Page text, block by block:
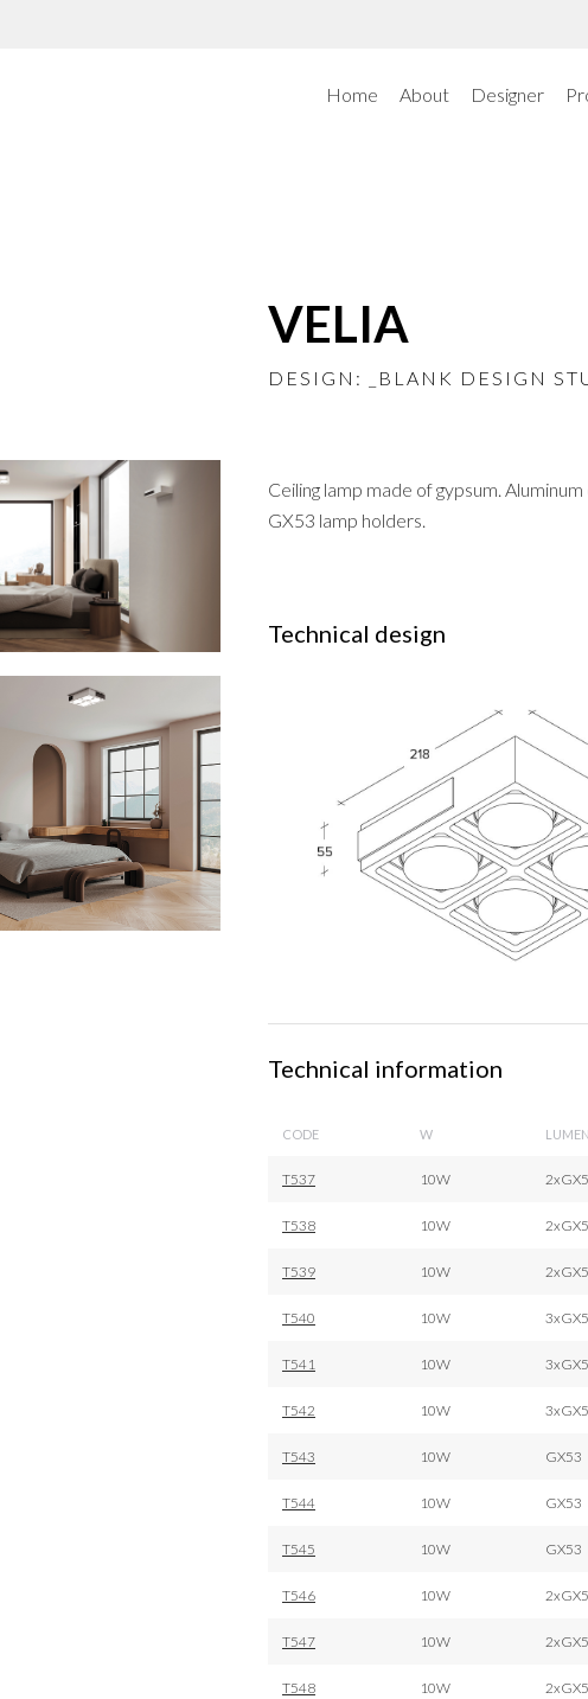
Home About Designer
VELIA
DESIGN: _BLANK DESIGN
Ceiling lamp made of gypsum.
GX53 lamp holders.
Technical design
Technical information
CODE W LUMEN
T537 10W
T538 10W
T539 10W
T540 10W
T541 10W
T542 10W
T543 10W GX53
T544 10W GX53
T545 10W GX53
T546 10W
T547 10W
T548 10W